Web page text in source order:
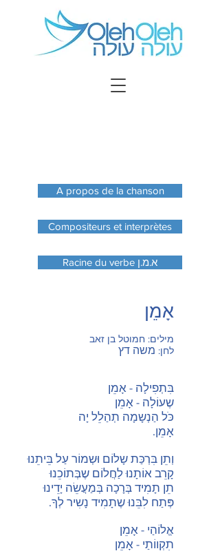
אָמֵן
מילים: חמוטל בן זאב
לחן: משה דץ
בִּתְפִילָה - אָמֵן
שֶעוֹלָה - אָמֵן
כֹּל הַנְשָמָה תְהַלֵל יָה
אָמֵן.
וְתֵן בִּרְכַּת שָלוֹם וּשְמוֹר עַל בֵּיתֵנוּ
קָרֵב אוֹתָנוּ לַחֲלוֹם שֶבְּתוֹכֵנוּ
תֵן תָמִיד בְּרָכָה בְּמַעֲשֵׂה יָדֵינוּ
פְּתַח לִבֵּנוּ שֶתָמִיד נָשִיר לְךָ.
אֱלוֹהַי - אָמֵן
תִקְווֹתַי - אָמֵן
A propos de la chanson
Compositeurs et interprètes
Racine du verbe א.מ.ן